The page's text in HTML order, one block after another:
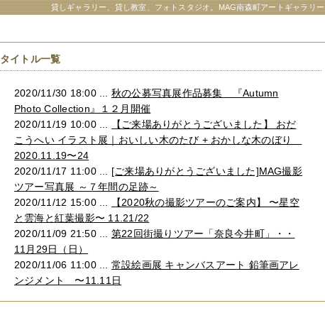
貸しギャラリー、貸し教室、フォトスタジオ。MAG南森町アートギャラリー
タイトル一覧
2020/11/30 18:00 ... 秋の公募写真展作品募集 『Autumn
Photo Collection』１２月開催
2020/11/19 10:00 ...
【ご来場ありがとうございました】 おだ
こうへい イラスト展｜おいしい木のたび + おかしな木のぼり
2020.11.19〜24
2020/11/17 11:00 ... [ご来場ありがとうございました]MAG撮影
ツアー写真展 ～７年間の足跡～
2020/11/12 15:00 ...
【2020秋の撮影ツアーのご案内】 〜星空
と雲海と紅葉撮影〜 11.21/22
2020/11/09 21:50 ... 第22回街撮りツアー「奈良今井町」・・
11月29日（日）
2020/11/06 11:00 ... 常設絵画展 キャンバスアート 鉛筆画アレ
ンジメント 〜11.11日